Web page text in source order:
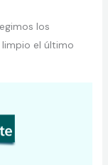
los
el último